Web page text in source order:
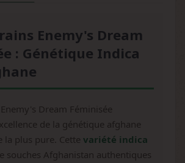
Enemy's Dream
: Génétique Indica
Dream Féminisée
de la génétique afghane
la plus pure. Cette variété indica
souches Afghanistan authentiques